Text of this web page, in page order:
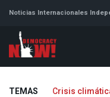
Noticias Internacionales
TEMAS Crisis